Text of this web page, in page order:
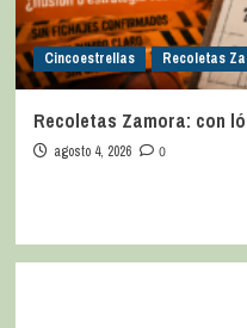
Cincoestrellas Recoletas
Recoletas Zamora: con
agosto 4, 2026 0